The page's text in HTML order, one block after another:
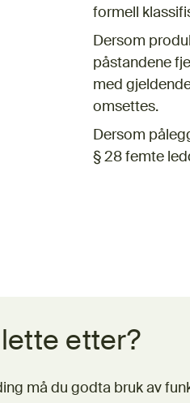
formell
Dersom
påstandene
med
omsettes.
Dersom
§ 28 femte
etter?
må du godta bruk av